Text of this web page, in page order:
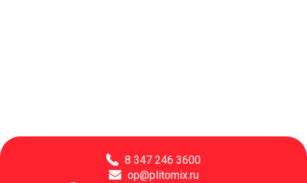
8 347 246 3600
op@plitomix.ru